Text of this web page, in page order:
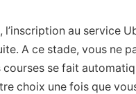
au service
A ce stade, vous ne
courses se fait
choix une fois que